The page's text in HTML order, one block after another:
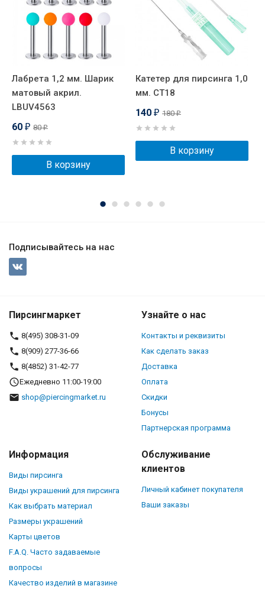
Лабрета 1,2 мм. Шарик
матовый акрил.
LBUV4563
60 ₽ 80₽
В корзину
Катетер для пирсинга 1,0
мм. СT18
140 ₽ 180₽
В корзину
Подписывайтесь на нас
Пирсингмаркет
8(495) 308-31-09
8(909) 277-36-66
8(4852) 31-42-77
Ежедневно 11:00-19:00
shop@piercingmarket.ru
Узнайте о нас
Контакты и реквизиты
Как сделать заказ
Доставка
Оплата
Скидки
Бонусы
Партнерская программа
Информация
Виды пирсинга
Виды украшений для пирсинга
Как выбрать материал
Размеры украшений
Карты цветов
F.A.Q. Часто задаваемые
вопросы
Качество изделий в магазине
Обслуживание
клиентов
Личный кабинет покупателя
Ваши заказы